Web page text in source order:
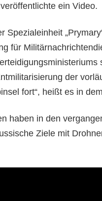
ein Video.
Spezialeinheit
für
der
fort“, heißt es in
haben in den
Ziele mit